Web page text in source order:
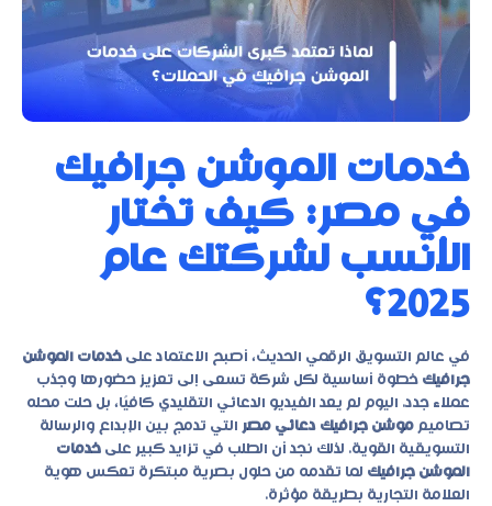
خدمات الموشن جرافيك
في مصر: كيف تختار
الأنسب لشركتك عام
2025؟
في عالم التسويق الرقمي الحديث، أصبح الاعتماد على خدمات الموشن
جرافيك خطوة أساسية لكل شركة تسعى إلى تعزيز حضورها وجذب
عملاء جدد. اليوم لم يعد الفيديو الدعائي التقليدي كافيًا، بل حلت محله
تصاميم موشن جرافيك دعائي مصر التي تدمج بين الإبداع والرسالة
التسويقية القوية. لذلك نجد أن الطلب في تزايد كبير على خدمات
الموشن جرافيك لما تقدمه من حلول بصرية مبتكرة تعكس هوية
العلامة التجارية بطريقة مؤثرة.